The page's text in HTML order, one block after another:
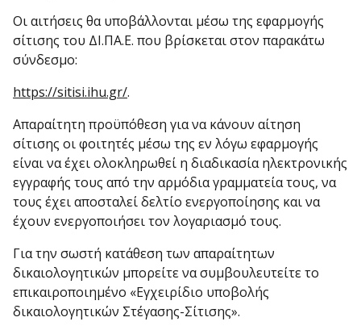
Οι αιτήσεις θα υποβάλλονται μέσω της εφαρμογής
σίτισης του ΔΙ.ΠΑ.Ε. που βρίσκεται στον παρακάτω
σύνδεσμο:
https://sitisi.ihu.gr/.
Απαραίτητη προϋπόθεση για να κάνουν αίτηση
σίτισης οι φοιτητές μέσω της εν λόγω εφαρμογής
είναι να έχει ολοκληρωθεί η διαδικασία ηλεκτρονικής
εγγραφής τους από την αρμόδια γραμματεία τους, να
τους έχει αποσταλεί δελτίο ενεργοποίησης και να
έχουν ενεργοποιήσει τον λογαριασμό τους.
Για την σωστή κατάθεση των απαραίτητων
δικαιολογητικών μπορείτε να συμβουλευτείτε το
επικαιροποιημένο «Εγχειρίδιο υποβολής
δικαιολογητικών Στέγασης-Σίτισης».